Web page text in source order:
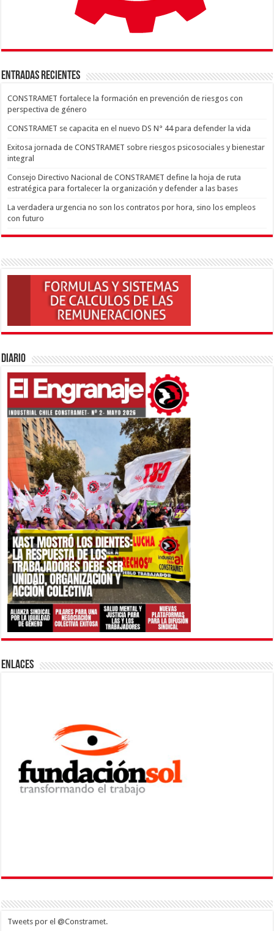
ENTRADAS RECIENTES
CONSTRAMET fortalece la formación en prevención de riesgos con
perspectiva de género
CONSTRAMET se capacita en el nuevo DS N° 44 para defender la vida
Exitosa jornada de CONSTRAMET sobre riesgos psicosociales y bienestar
integral
Consejo Directivo Nacional de CONSTRAMET define la hoja de ruta
estratégica para fortalecer la organización y defender a las bases
La verdadera urgencia no son los contratos por hora, sino los empleos
con futuro
Diario
ENLACES
Tweets por el @Constramet.